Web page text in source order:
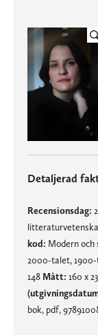
Detaljerad
Recensionsdag:
kod: Modern och
2000-talet, 1900-
148 Mått: 160 x
bok, pdf,